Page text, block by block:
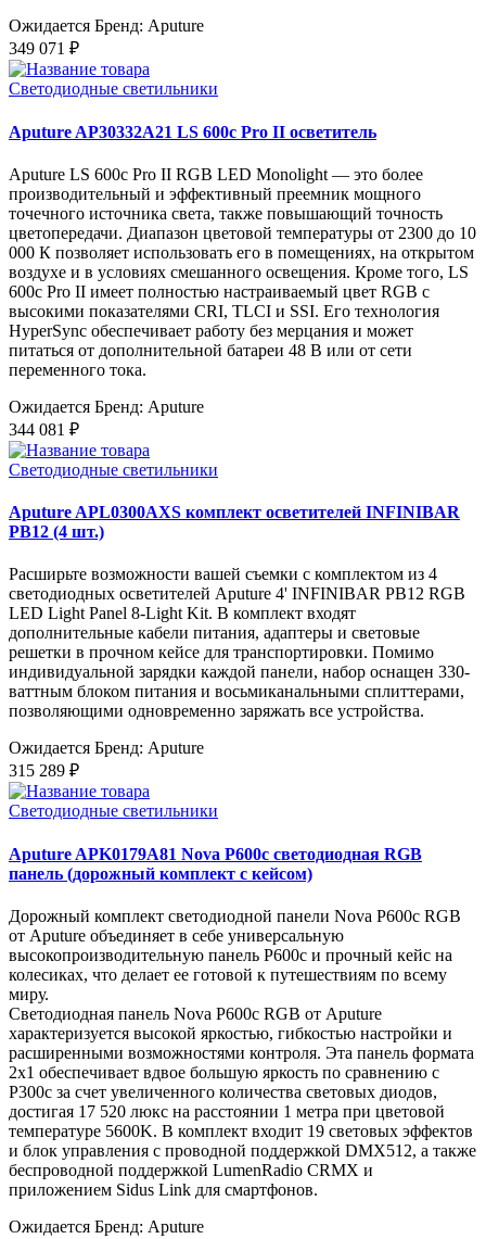
Ожидается Бренд: Aputure
349 071 ₽
Светодиодные светильники
Aputure AP30332A21 LS 600c Pro II осветитель
Aputure LS 600c Pro II RGB LED Monolight — это более
производительный и эффективный преемник мощного
точечного источника света, также повышающий точность
цветопередачи. Диапазон цветовой температуры от 2300 до 10
000 К позволяет использовать его в помещениях, на открытом
воздухе и в условиях смешанного освещения. Кроме того, LS
600c Pro II имеет полностью настраиваемый цвет RGB с
высокими показателями CRI, TLCI и SSI. Его технология
HyperSync обеспечивает работу без мерцания и может
питаться от дополнительной батареи 48 В или от сети
переменного тока.
Ожидается Бренд: Aputure
344 081 ₽
Светодиодные светильники
Aputure APL0300AXS комплект осветителей INFINIBAR
PB12 (4 шт.)
Расширьте возможности вашей съемки с комплектом из 4
светодиодных осветителей Aputure 4' INFINIBAR PB12 RGB
LED Light Panel 8-Light Kit. В комплект входят
дополнительные кабели питания, адаптеры и световые
решетки в прочном кейсе для транспортировки. Помимо
индивидуальной зарядки каждой панели, набор оснащен 330-
ваттным блоком питания и восьмиканальными сплиттерами,
позволяющими одновременно заряжать все устройства.
Ожидается Бренд: Aputure
315 289 ₽
Светодиодные светильники
Aputure APK0179A81 Nova P600c светодиодная RGB
панель (дорожный комплект с кейсом)
Дорожный комплект светодиодной панели Nova P600c RGB
от Aputure объединяет в себе универсальную
высокопроизводительную панель P600c и прочный кейс на
колесиках, что делает ее готовой к путешествиям по всему
миру.
Светодиодная панель Nova P600c RGB от Aputure
характеризуется высокой яркостью, гибкостью настройки и
расширенными возможностями контроля. Эта панель формата
2x1 обеспечивает вдвое большую яркость по сравнению с
P300c за счет увеличенного количества световых диодов,
достигая 17 520 люкс на расстоянии 1 метра при цветовой
температуре 5600K. В комплект входит 19 световых эффектов
и блок управления с проводной поддержкой DMX512, а также
беспроводной поддержкой LumenRadio CRMX и
приложением Sidus Link для смартфонов.
Ожидается Бренд: Aputure